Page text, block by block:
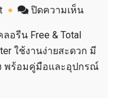
ปิดความเห็นบน
เครื่อง
วัด
อรีน Free & Total
ใช้งานง่ายสะดวก มี
พร้อมคู่มือและอุปกรณ์